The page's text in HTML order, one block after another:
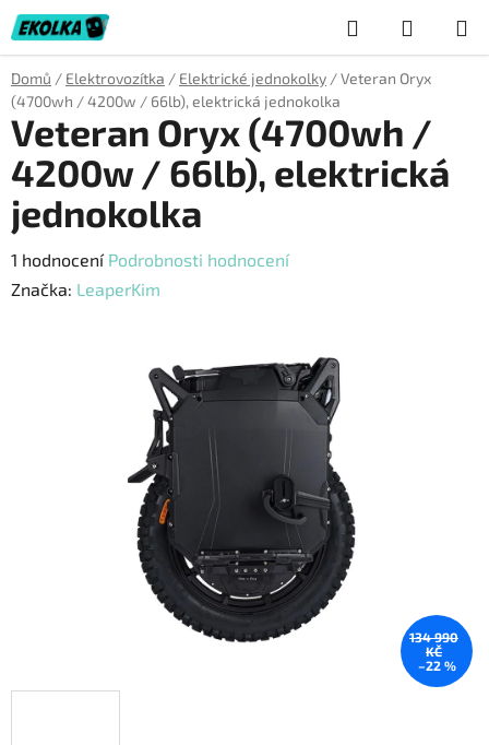
Přejít
na
obsah
Hledat
KOŠÍK
Domů / Elektrovozítka / Elektrické jednokolky /Veteran Oryx
(4700wh / 4200w / 66lb), elektrická jednokolka
Veteran Oryx (4700wh /
4200w / 66lb), elektrická
jednokolka
Průměrné
hodnocení
1 hodnocení Podrobnosti hodnocení
Značka: LeaperKim
134 990
KČ
–22 %